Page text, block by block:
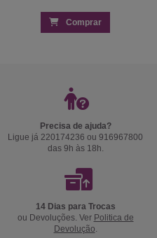
Comprar
Precisa de ajuda?
Ligue já 220174236 ou 916967800
das 9h às 18h.
14 Dias para Trocas
ou Devoluções. Ver Politica de
Devolução